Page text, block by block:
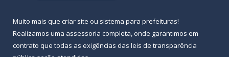
Muito mais que criar site ou sistema para prefeituras!
Realizamos uma assessoria completa, onde garantimos em
contrato que todas as exigências das leis de transparência